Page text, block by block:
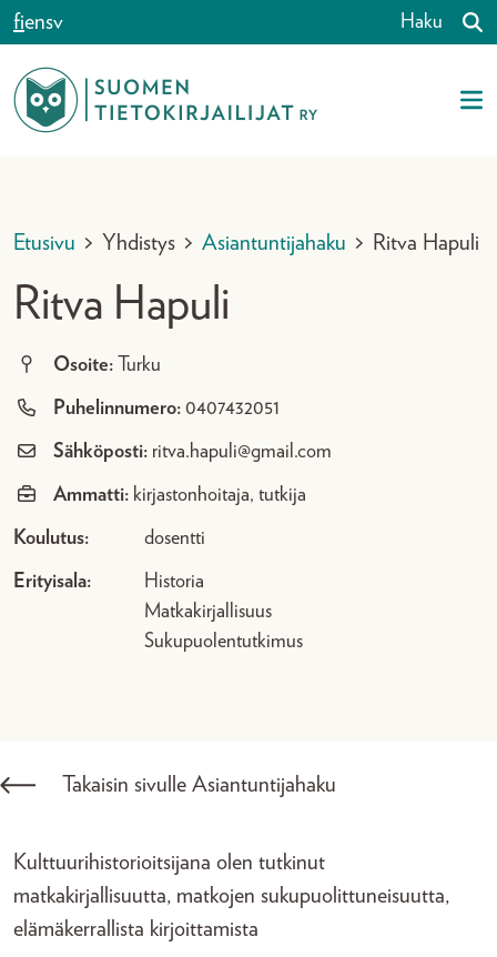
Siirry sisältöön
fiensv Haku
Etusivu > Yhdistys > Asiantuntijahaku > Ritva Hapuli
Ritva Hapuli
Osoite: Turku
Puhelinnumero: 0407432051
Sähköposti: ritva.hapuli@gmail.com
Ammatti: kirjastonhoitaja, tutkija
Koulutus: dosentti
Erityisala:
Historia
Matkakirjallisuus
Sukupuolentutkimus
Takaisin sivulle Asiantuntijahaku
Kulttuurihistorioitsijana olen tutkinut
matkakirjallisuutta, matkojen sukupuolittuneisuutta,
elämäkerrallista kirjoittamista